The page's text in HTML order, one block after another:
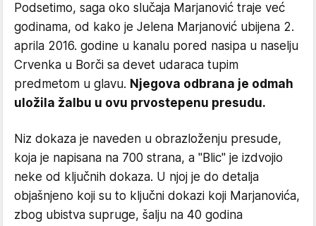
Podsetimo, saga oko slučaja Marjanović traje već
godinama, od kako je Jelena Marjanović ubijena 2.
aprila 2016. godine u kanalu pored nasipa u naselju
Crvenka u Borči sa devet udaraca tupim
predmetom u glavu. Njegova odbrana je odmah
uložila žalbu u ovu prvostepenu presudu.
Niz dokaza je naveden u obrazloženju presude,
koja je napisana na 700 strana, a "Blic" je izdvojio
neke od ključnih dokaza. U njoj je do detalja
objašnjeno koji su to ključni dokazi koji Marjanovića,
zbog ubistva supruge, šalju na 40 godina